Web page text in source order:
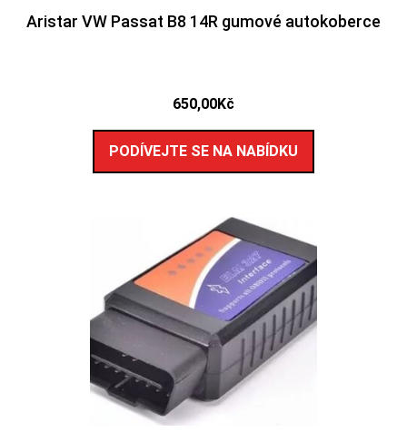
Aristar VW Passat B8 14R gumové autokoberce
650,00Kč
PODÍVEJTE SE NA NABÍDKU